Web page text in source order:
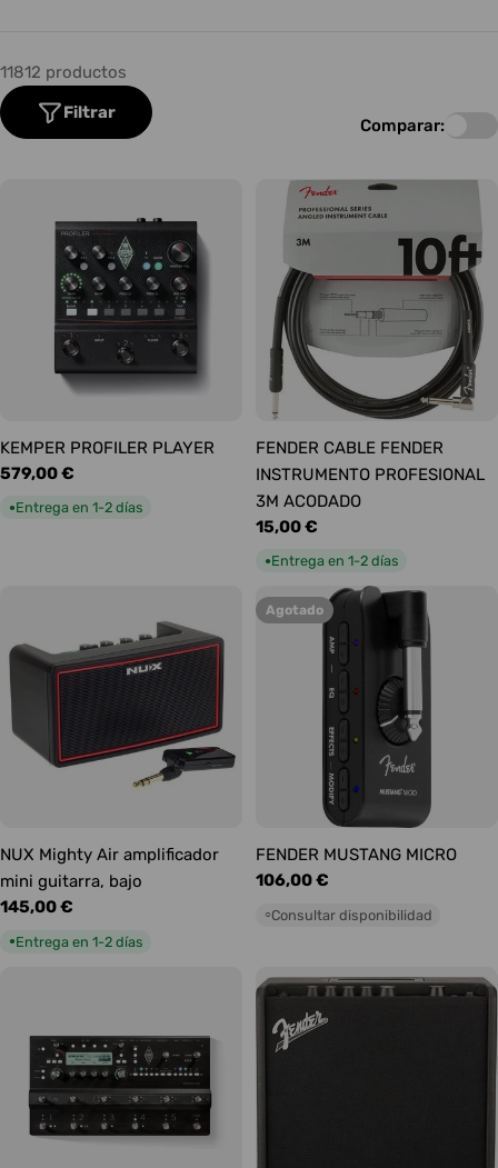
11812 productos
Filtrar
Comparar:
KEMPER PROFILER PLAYER
Precio
habitual
579,00 €
●Entrega en 1-2 días
FENDER CABLE FENDER
INSTRUMENTO PROFESIONAL
3M ACODADO
Precio
habitual
15,00 €
●Entrega en 1-2 días
NUX Mighty Air amplificador
mini guitarra, bajo
Precio
145,00 €
●Entrega en 1-2 días
Agotado
FENDER MUSTANG MICRO
Precio
106,00 €
○Consultar disponibilidad